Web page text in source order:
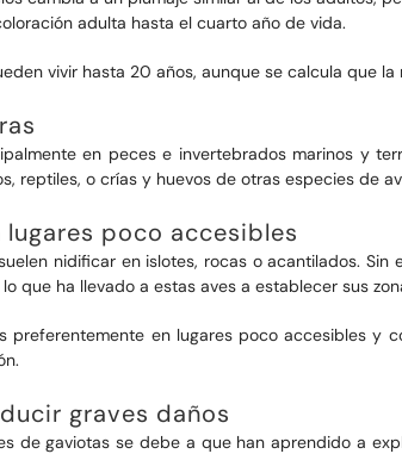
adulta hasta el cuarto año de vida.
vivir hasta 20 años, aunque se calcula que la
en peces e invertebrados marinos y
reptiles, o crías y huevos de otras especies de
poco accesibles
nidificar en islotes, rocas o acantilados.
que ha llevado a estas aves a establecer sus
preferentemente en lugares poco accesibles
graves daños
de gaviotas se debe a que han aprendido a